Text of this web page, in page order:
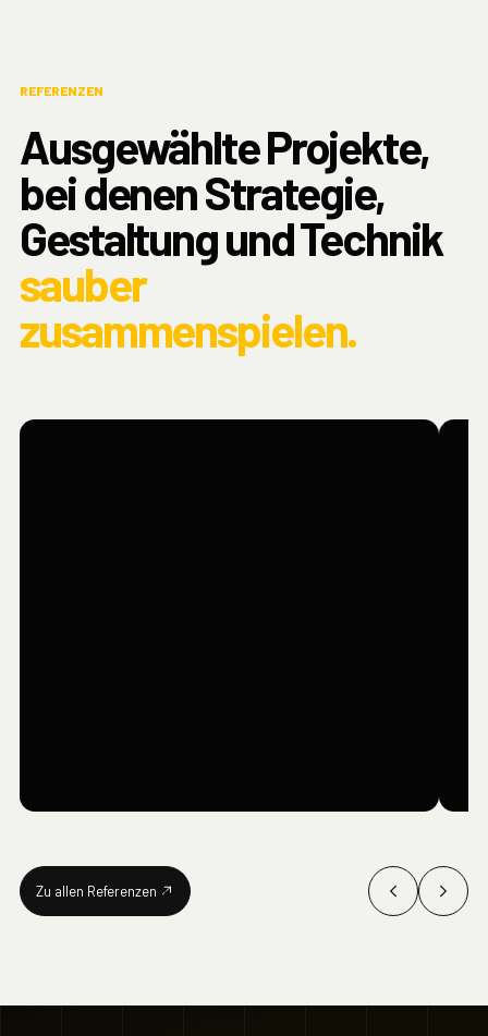
REFERENZEN
Ausgewählte Projekte,
bei denen Strategie,
Gestaltung und Technik
sauber
zusammenspielen.
Rheinareal
Zu allen Referenzen